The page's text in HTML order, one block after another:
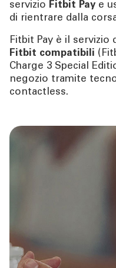
servizio Fitbit Pay e
di rientrare dalla
Fitbit Pay è il servizio
Fitbit compatibili (
Charge 3 Special
negozio tramite
contactless.